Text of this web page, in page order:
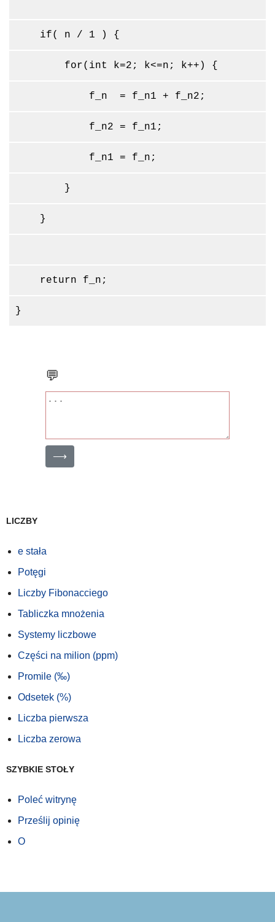
if( n / 1 ) {
for(int k=2; k<=n; k++) {
f_n = f_n1 + f_n2;
f_n2 = f_n1;
f_n1 = f_n;
}
}
return f_n;
}
💬
⟶
LICZBY
e stała
Potęgi
Liczby Fibonacciego
Tabliczka mnożenia
Systemy liczbowe
Części na milion (ppm)
Promile (‰)
Odsetek (%)
Liczba pierwsza
Liczba zerowa
SZYBKIE STOŁY
Poleć witrynę
Prześlij opinię
O